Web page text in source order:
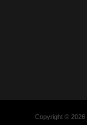
Copyright © 2026